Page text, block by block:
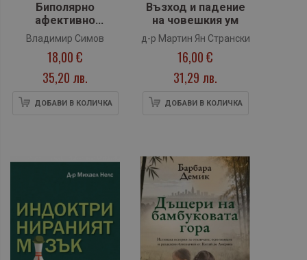
Биполярно
афективно
разстройство
Владимир Симов
18,00 €
35,20 лв.
ДОБАВИ В КОЛИЧКА
Възход и падение
на човешкия ум
д-р Мартин Ян Странски
16,00 €
31,29 лв.
ДОБАВИ В КОЛИЧКА